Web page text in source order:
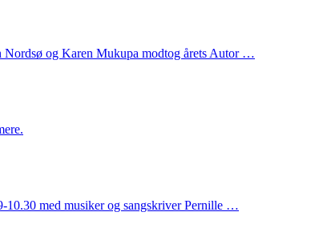
og Karen Mukupa modtog årets Autor …
10.30 med musiker og sangskriver Pernille …